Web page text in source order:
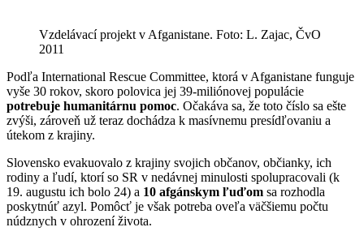
Vzdelávací projekt v Afganistane. Foto: L. Zajac, ČvO
2011
Podľa International Rescue Committee, ktorá v Afganistane funguje
vyše 30 rokov, skoro polovica jej 39-miliónovej populácie
potrebuje humanitárnu pomoc. Očakáva sa, že toto číslo sa ešte
zvýši, zároveň už teraz dochádza k masívnemu presídľovaniu a
útekom z krajiny.
Slovensko evakuovalo z krajiny svojich občanov, občianky, ich
rodiny a ľudí, ktorí so SR v nedávnej minulosti spolupracovali (k
19. augustu ich bolo 24) a 10 afgánskym ľuďom sa rozhodla
poskytnúť azyl. Pomôcť je však potreba oveľa väčšiemu počtu
núdznych v ohrození života.